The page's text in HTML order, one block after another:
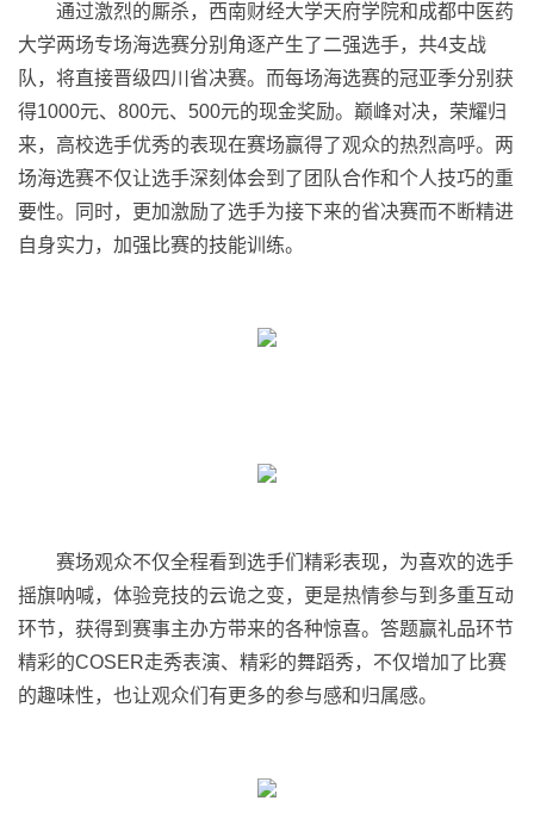
通过激烈的厮杀，西南财经大学天府学院和成都中医药
大学两场专场海选赛分别角逐产生了二强选手，共4支战
队，将直接晋级四川省决赛。而每场海选赛的冠亚季分别获
得1000元、800元、500元的现金奖励。巅峰对决，荣耀归
来，高校选手优秀的表现在赛场赢得了观众的热烈高呼。两
场海选赛不仅让选手深刻体会到了团队合作和个人技巧的重
要性。同时，更加激励了选手为接下来的省决赛而不断精进
自身实力，加强比赛的技能训练。
赛场观众不仅全程看到选手们精彩表现，为喜欢的选手
摇旗呐喊，体验竞技的云诡之变，更是热情参与到多重互动
环节，获得到赛事主办方带来的各种惊喜。答题赢礼品环节
精彩的COSER走秀表演、精彩的舞蹈秀，不仅增加了比赛
的趣味性，也让观众们有更多的参与感和归属感。